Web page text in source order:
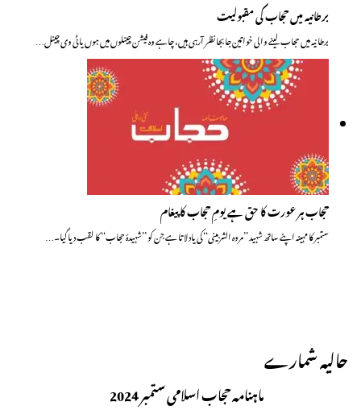
برطانیہ میں حجاب کی مقبولیت
برطانیہ میں حجاب لینے والی خواتین جابجا نظر آرہی ہیں، چاہے وہ فیشن چینلوں میں ہوں یا ٹی وی چینل…
حجاب ہر عورت کا حق ہے یومِ حجاب کا پیغام
ستمبر کا مہینہ اپنے ساتھ شہید ’’مروہ الشربینی‘‘ کی یاد لاتا ہے جن کو ’’شہیدۂ حجاب‘‘ کا لقب دیا گیا۔…
حالیہ شمارے
ماہنامہ حجاب اسلامی ستمبر 2024